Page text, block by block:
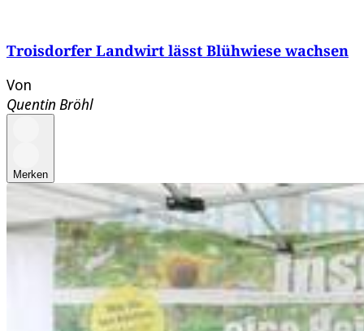
Troisdorfer Landwirt lässt Blühwiese wachsen
Von
Quentin Bröhl
Merken